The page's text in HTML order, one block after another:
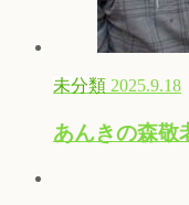
未分類 2025.9.18
あんきの森